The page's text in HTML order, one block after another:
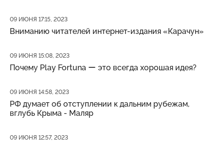
Дата публикации
09 ИЮНЯ 17:15, 2023
Вниманию читателей интернет-издания «Карачун»
Дата публикации
09 ИЮНЯ 15:08, 2023
Почему Play Fortuna ー это всегда хорошая идея?
Дата публикации
09 ИЮНЯ 14:58, 2023
РФ думает об отступлении к дальним рубежам,
вглубь Крыма - Маляр
Дата публикации
09 ИЮНЯ 12:57, 2023